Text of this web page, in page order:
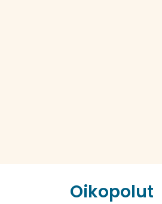
Oikopolut